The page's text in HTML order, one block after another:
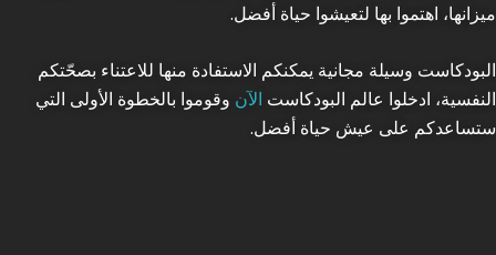
ميزانها، اهتموا بها لتعيشوا حياة أفضل.
البودكاست وسيلة مجانية يمكنكم الاستفادة منها للاعتناء بصحّتكم
النفسية، ادخلوا عالم البودكاست الآن وقوموا بالخطوة الأولى التي
ستساعدكم على عيش حياة أفضل.